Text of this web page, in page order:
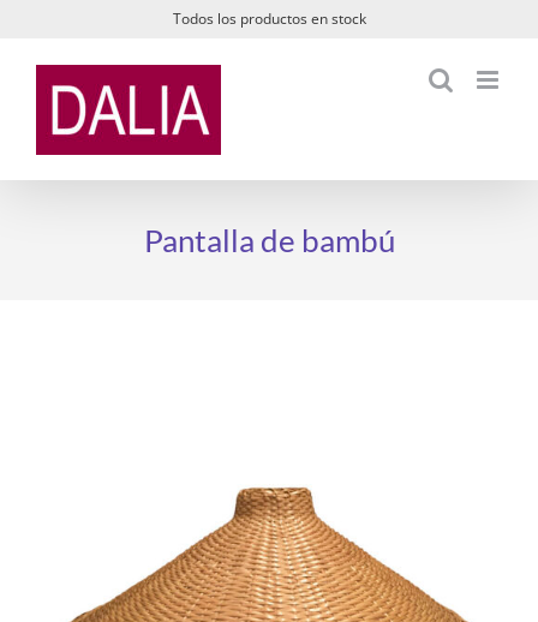
contenido
Todos los productos en stock
Pantalla de bambú